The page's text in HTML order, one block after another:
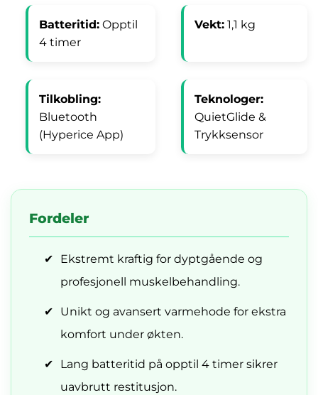
Batteritid:Opptil
4 timer
Vekt:1,1 kg
Tilkobling:
Bluetooth
(Hyperice App)
Teknologer:
QuietGlide &
Trykksensor
Fordeler
✔
Ekstremt kraftig for dyptgående og
profesjonell muskelbehandling.
✔
Unikt og avansert varmehode for ekstra
komfort under økten.
✔
Lang batteritid på opptil 4 timer sikrer
uavbrutt restitusjon.